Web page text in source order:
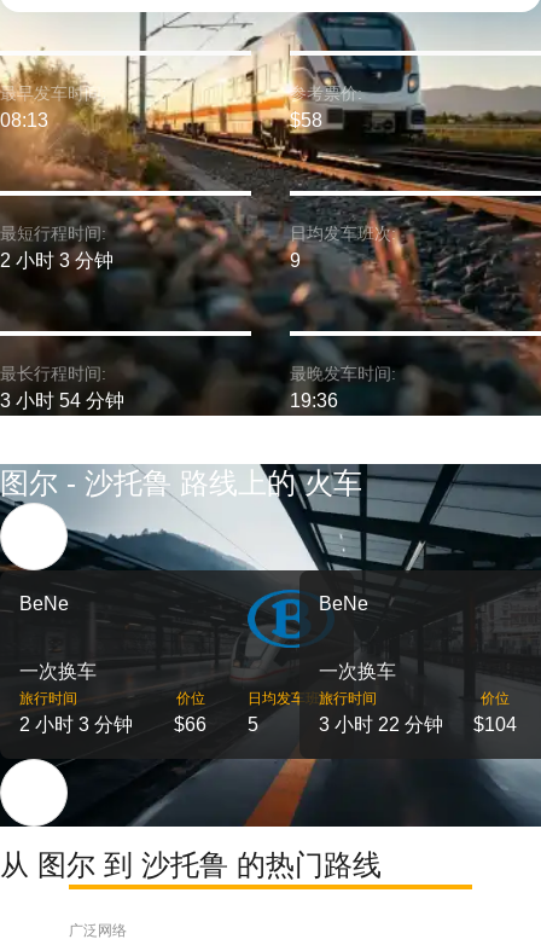
最短行程时间:
2 小时 3 分钟
最早发车时间:
08:13
最长行程时间:
3 小时 54 分钟
参考票价:
$58
日均发车班次:
9
最晚发车时间:
19:36
图尔 - 沙托鲁 路线上的 火车
BeNe
一次换车
旅行时间
2 小时 3 分钟
价位
$66
日均发车班次
5
BeNe
一次换车
旅行时间
3 小时 22 分钟
价位
$104
从 图尔 到 沙托鲁 的热门路线
广泛网络